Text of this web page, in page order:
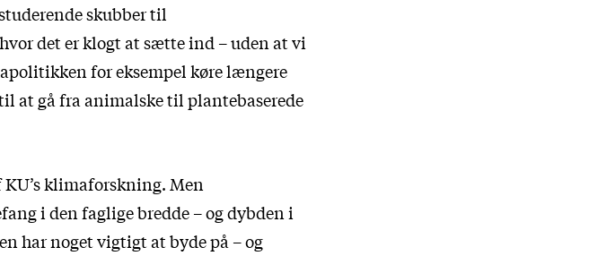
skubber til
det er klogt at sætte ind – uden at vi
for eksempel køre længere
at gå fra animalske til plantebaserede
klimaforskning. Men
i den faglige bredde – og dybden i
har noget vigtigt at byde på – og